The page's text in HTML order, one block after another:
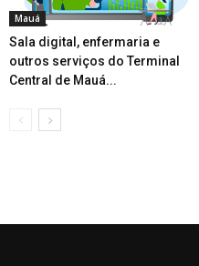
Mauá
Sala digital, enfermaria e
outros serviços do Terminal
Central de Mauá...